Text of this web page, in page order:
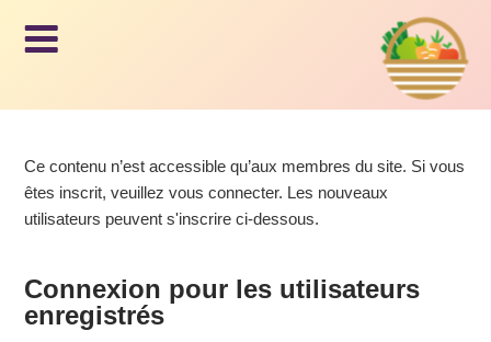
contenu
principal
AM
AP,
LE
Le panier
d'Issy
Ce contenu n’est accessible qu’aux membres du site. Si vous
êtes inscrit, veuillez vous connecter. Les nouveaux
utilisateurs peuvent s'inscrire ci-dessous.
Connexion pour les utilisateurs
enregistrés